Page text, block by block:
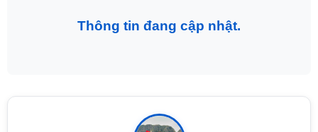
Thông tin đang cập nhật.